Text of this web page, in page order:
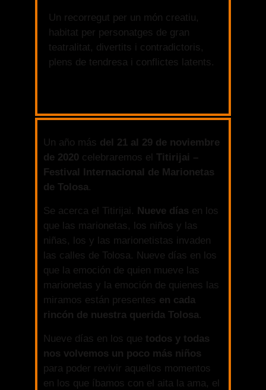
Un recorregut per un món creatiu,
habitat per personatges de gran
teatralitat, divertits i contradictoris,
plens de tendresa i conflictes latents.
Un año más del 21 al 29 de noviembre
de 2020 celebraremos el Titirijai –
Festival Internacional de Marionetas
de Tolosa.
Se acerca el Titirijai. Nueve días en los
que las marionetas, los niños y las
niñas, los y las marionetistas invaden
las calles de Tolosa. Nueve días en los
que la emoción de quien mueve las
marionetas y la emoción de quienes las
miramos están presentes en cada
rincón de nuestra querida Tolosa.
Nueve días en los que todos y todas
nos volvemos un poco más niños
para poder revivir aquellos momentos
en los que íbamos con el aita la ama, el